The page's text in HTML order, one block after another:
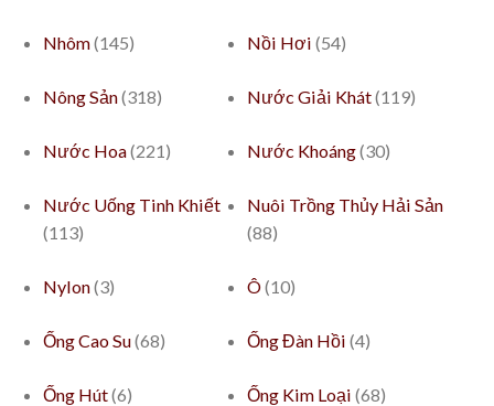
Nhôm(145) Nồi Hơi (54)
Nông Sản(318) Nước Giải Khát(119)
Nước Hoa(221) Nước Khoáng(30)
Nước Uống Tinh Khiết
(113)
Nuôi Trồng Thủy Hải Sản
(88)
Nylon(3) Ô(10)
Ống Cao Su(68) Ống Đàn Hồi (4)
Ống Hút(6) Ống Kim Loại (68)